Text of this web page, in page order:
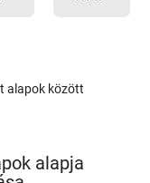
alapok között
alapja